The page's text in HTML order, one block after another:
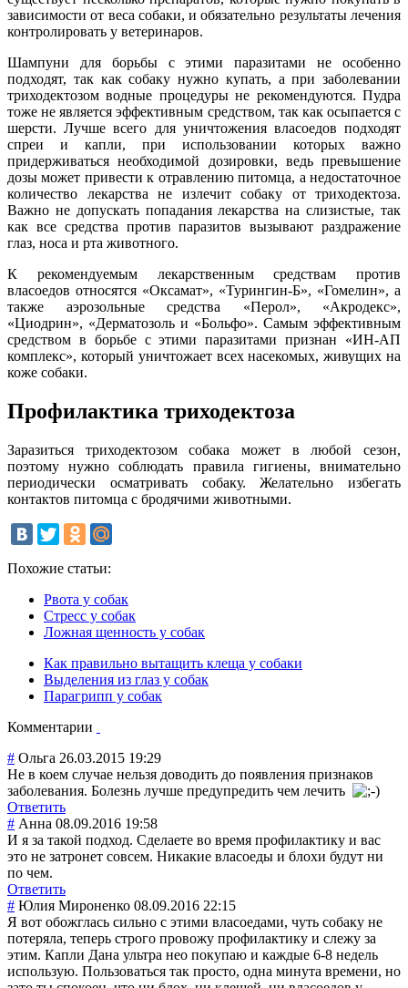
зависимости от веса собаки, и обязательно результаты лечения
контролировать у ветеринаров.
Шампуни для борьбы с этими паразитами не особенно
подходят, так как собаку нужно купать, а при заболевании
триходектозом водные процедуры не рекомендуются. Пудра
тоже не является эффективным средством, так как осыпается с
шерсти. Лучше всего для уничтожения власоедов подходят
спреи и капли, при использовании которых важно
придерживаться необходимой дозировки, ведь превышение
дозы может привести к отравлению питомца, а недостаточное
количество лекарства не излечит собаку от триходектоза.
Важно не допускать попадания лекарства на слизистые, так
как все средства против паразитов вызывают раздражение
глаз, носа и рта животного.
К рекомендуемым лекарственным средствам против
власоедов относятся «Оксамат», «Турингин-Б», «Гомелин», а
также аэрозольные средства «Перол», «Акродекс»,
«Циодрин», «Дерматозоль и «Больфо». Самым эффективным
средством в борьбе с этими паразитами признан «ИН-АП
комплекс», который уничтожает всех насекомых, живущих на
коже собаки.
Профилактика триходектоза
Заразиться триходектозом собака может в любой сезон,
поэтому нужно соблюдать правила гигиены, внимательно
периодически осматривать собаку. Желательно избегать
контактов питомца с бродячими животными.
Похожие статьи:
Рвота у собак
Стресс у собак
Ложная щенность у собак
Как правильно вытащить клеща у собаки
Выделения из глаз у собак
Парагрипп у собак
Комментарии
# Ольга 26.03.2015 19:29
Не в коем случае нельзя доводить до появления признаков
заболевания. Болезнь лучше предупредить чем лечить
Ответить
# Анна 08.09.2016 19:58
И я за такой подход. Сделаете во время профилактику и вас
это не затронет совсем. Никакие власоеды и блохи будут ни
по чем.
Ответить
# Юлия Мироненко 08.09.2016 22:15
Я вот обожглась сильно с этими власоедами, чуть собаку не
потеряла, теперь строго провожу профилактику и слежу за
этим. Капли Дана ультра нео покупаю и каждые 6-8 недель
использую. Пользоваться так просто, одна минута времени, но